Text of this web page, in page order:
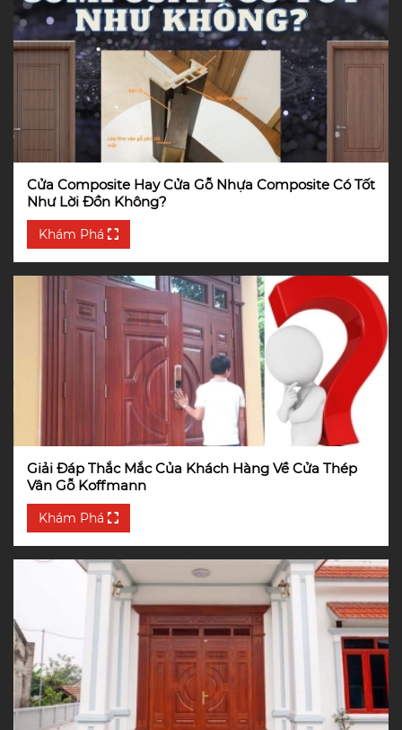
Cửa Composite Hay Cửa Gỗ Nhựa Composite Có Tốt
Như Lời Đồn Không?
Khám Phá
Giải Đáp Thắc Mắc Của Khách Hàng Về Cửa Thép
Vân Gỗ Koffmann
Khám Phá